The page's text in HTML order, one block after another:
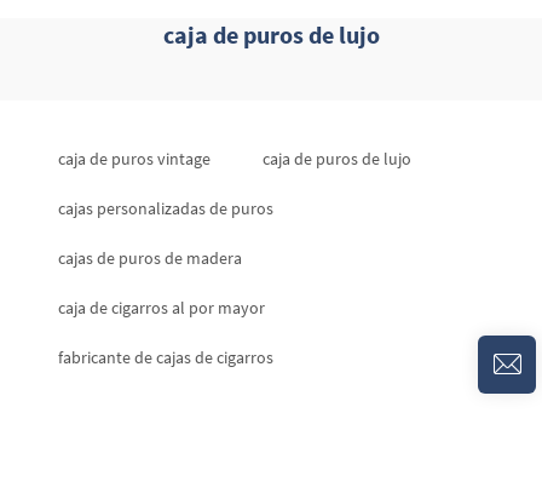
caja de puros de lujo
caja de puros vintage caja de puros de lujo
cajas personalizadas de puros
cajas de puros de madera
caja de cigarros al por mayor
fabricante de cajas de cigarros